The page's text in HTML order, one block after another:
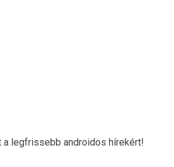
a legfrissebb androidos hírekért!